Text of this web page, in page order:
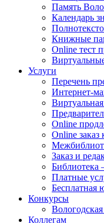
Память
Календарь
Книжные
Online тест
Услуги
Перечень
Интернет-
Online
Online
Заказ и
Библиотека
Платные
Бесплатная
Конкурсы
Коллегам